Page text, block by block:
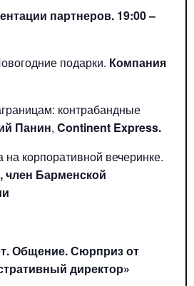
партнеров. 19:00 –
подарки. Компания
контрабандные
Панин, Continent Express.
корпоративной вечеринке.
Барменской
Общение. Сюрприз от
директор»